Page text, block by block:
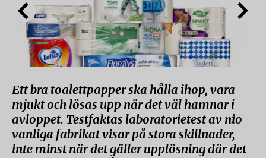
Ett bra toalettpapper ska hålla ihop, vara
mjukt och lösas upp när det väl hamnar i
avloppet. Testfaktas laboratorietest av nio
vanliga fabrikat visar på stora skillnader,
inte minst när det gäller upplösning där det